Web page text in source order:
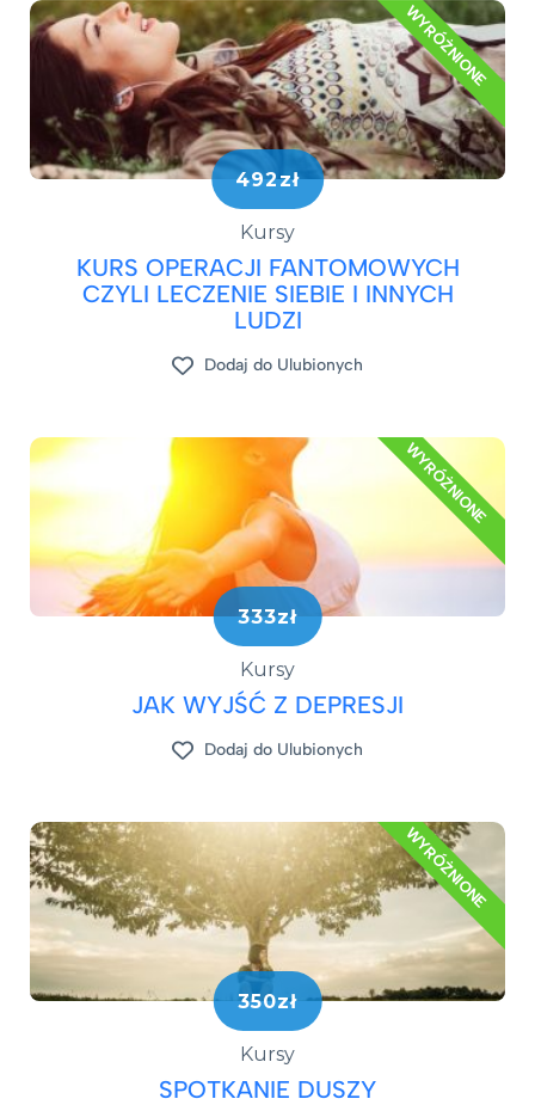
WYRÓŻNIONE
492zł
Kursy
KURS OPERACJI FANTOMOWYCH
CZYLI LECZENIE SIEBIE I INNYCH
LUDZI
Dodaj do Ulubionych
WYRÓŻNIONE
333zł
Kursy
JAK WYJŚĆ Z DEPRESJI​
Dodaj do Ulubionych
WYRÓŻNIONE
350zł
Kursy
SPOTKANIE DUSZY